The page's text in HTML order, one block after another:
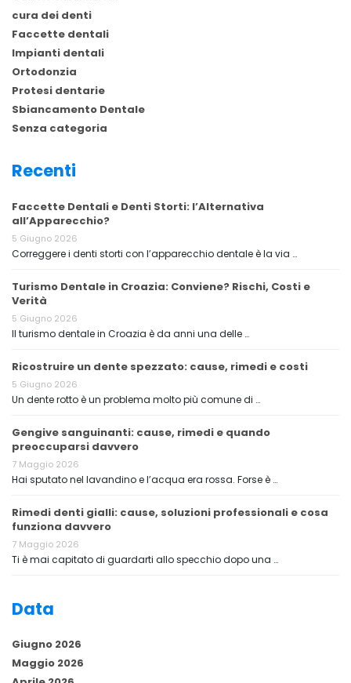
cura dei denti
Faccette dentali
Impianti dentali
Ortodonzia
Protesi dentarie
Sbiancamento Dentale
Senza categoria
Recenti
Faccette Dentali e Denti Storti: l’Alternativa
all’Apparecchio?
5 Giugno 2026
Correggere i denti storti con l’apparecchio dentale è la via …
Turismo Dentale in Croazia: Conviene? Rischi, Costi e
Verità
5 Giugno 2026
Il turismo dentale in Croazia è da anni una delle …
Ricostruire un dente spezzato: cause, rimedi e costi
5 Giugno 2026
Un dente rotto è un problema molto più comune di …
Gengive sanguinanti: cause, rimedi e quando
preoccuparsi davvero
7 Maggio 2026
Hai sputato nel lavandino e l’acqua era rossa. Forse è …
Rimedi denti gialli: cause, soluzioni professionali e cosa
funziona davvero
7 Maggio 2026
Ti è mai capitato di guardarti allo specchio dopo una …
Data
Giugno 2026
Maggio 2026